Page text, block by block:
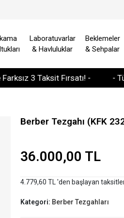
3 Taksit Fırsatı! - - Tüm
Laboratuvarlar
& Havluluklar
Beklemeler
& Sehpalar
Berber Tezgahı (KFK
36.000,00 TL
4.779,60 TL 'den başlayan
Kategori: Berber Tezgahları